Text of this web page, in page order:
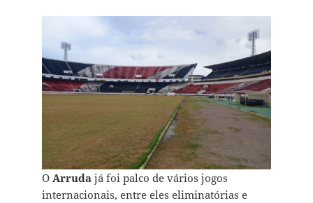
O Arruda já foi palco de vários jogos
internacionais, entre eles eliminatórias e